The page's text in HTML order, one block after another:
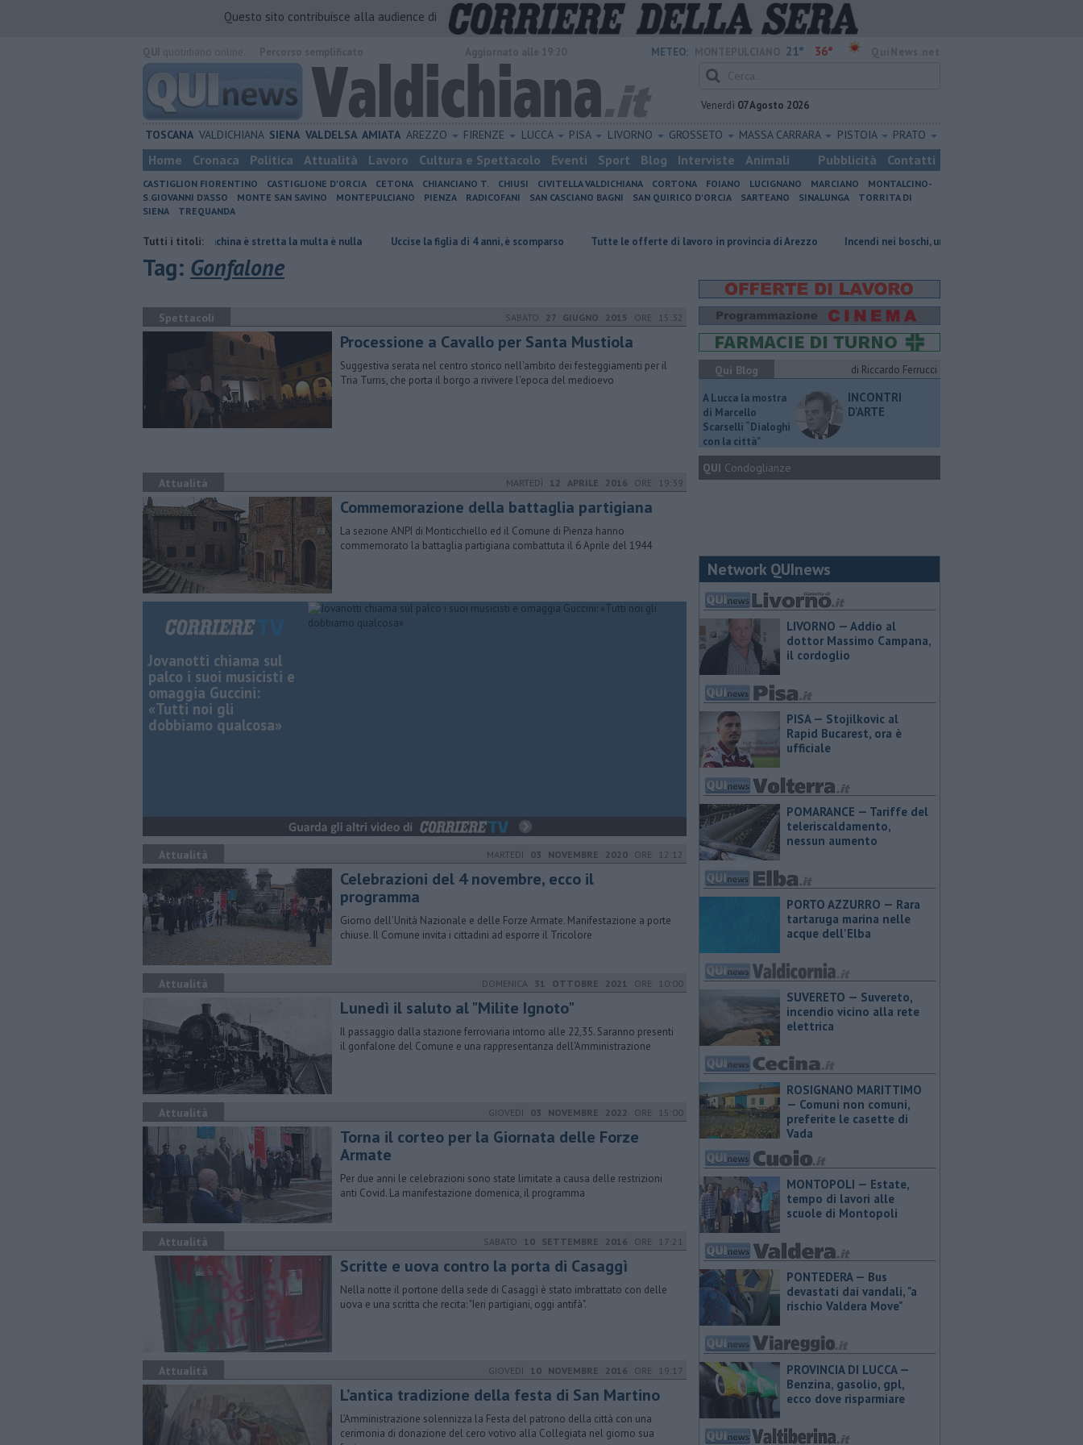
Questo sito contribuisce alla audience di
METEO: 21° 36°
Venerdì 07 Agosto 2026
TOSCANA VALDICHIANA SIENA VALDELSA AMIATA AREZZO FIRENZE LUCCA PISA LIVORNO GROSSETO MASSA CARRARA PISTOIA PRATO
Home Cronaca Politica Attualità Lavoro Cultura e Spettacolo Eventi Sport Blog Interviste Animali Pubblicità Contatti
CASTIGLION FIORENTINO CASTIGLIONE D'ORCIA CETONA CHIANCIANO T. CHIUSI CIVITELLA VALDICHIANA CORTONA FOIANO LUCIGNANO MARCIANO
MONTALCINO-
S.GIOVANNI D'ASSO
MONTE SAN SAVINO MONTEPULCIANO PIENZA RADICOFANI SAN CASCIANO BAGNI SAN QUIRICO D'ORCIA SARTEANO SINALUNGA
TORRITA DI
SIENA
TREQUANDA
Tutti i titoli:
Autovelox, se la banchina è stretta la multa è nulla Uccise la figlia di 4 anni, è scomparso ​Tutte le offerte di lavoro in provincia di Arezzo Incendi nei boschi, un'altra giornata di fuoco
Tag: Gonfalone
Spettacoli SABATO 27 GIUGNO 2015 ORE 15:32
Processione a Cavallo per Santa Mustiola
Suggestiva serata nel centro storico nell'ambito dei festeggiamenti per il
Tria Turris, che porta il borgo a rivivere l'epoca del medioevo
Attualità MARTEDÌ 12 APRILE 2016 ORE 19:39
Commemorazione della battaglia partigiana
La sezione ANPI di Monticchiello ed il Comune di Pienza hanno
commemorato la battaglia partigiana combattuta il 6 Aprile del 1944
Jovanotti chiama sul
palco i suoi musicisti e
omaggia Guccini:
«Tutti noi gli
dobbiamo qualcosa»
Attualità MARTEDÌ 03 NOVEMBRE 2020 ORE 12:12
Celebrazioni del 4 novembre, ecco il
programma
Giorno dell'Unità Nazionale e delle Forze Armate. Manifestazione a porte
chiuse. Il Comune invita i cittadini ad esporre il Tricolore
Attualità DOMENICA 31 OTTOBRE 2021 ORE 10:00
Lunedì il saluto al "Milite Ignoto"
Il passaggio dalla stazione ferroviaria intorno alle 22,35. Saranno presenti
il gonfalone del Comune e una rappresentanza dell'Amministrazione
Attualità GIOVEDÌ 03 NOVEMBRE 2022 ORE 15:00
Torna il corteo per la Giornata delle Forze
Armate
Per due anni le celebrazioni sono state limitate a causa delle restrizioni
anti Covid. La manifestazione domenica, il programma
Attualità SABATO 10 SETTEMBRE 2016 ORE 17:21
Scritte e uova contro la porta di Casaggì
Nella notte il portone della sede di Casaggì è stato imbrattato con delle
uova e una scritta che recita: "Ieri partigiani, oggi antifà".
Attualità GIOVEDÌ 10 NOVEMBRE 2016 ORE 19:17
L’antica tradizione della festa di San Martino
L’Amministrazione solennizza la Festa del patrono della città con una
cerimonia di donazione del cero votivo alla Collegiata nel giorno sua
Qui Blog di Riccardo Ferrucci
A Lucca la mostra
di Marcello
Scarselli “Dialoghi
con la città"
INCONTRI
D'ARTE
QUI Condoglianze
Network QUInews
LIVORNO — Addio al
dottor Massimo Campana,
il cordoglio
PISA — Stojilkovic al
Rapid Bucarest, ora è
ufficiale
POMARANCE — Tariffe del
teleriscaldamento,
nessun aumento
PORTO AZZURRO — Rara
tartaruga marina nelle
acque dell'Elba
SUVERETO — Suvereto,
incendio vicino alla rete
elettrica
ROSIGNANO MARITTIMO
— Comuni non comuni,
preferite le casette di
Vada
MONTOPOLI — Estate,
tempo di lavori alle
scuole di Montopoli
PONTEDERA — Bus
devastati dai vandali, "a
rischio Valdera Move"
PROVINCIA DI LUCCA — ​
Benzina, gasolio, gpl,
ecco dove risparmiare